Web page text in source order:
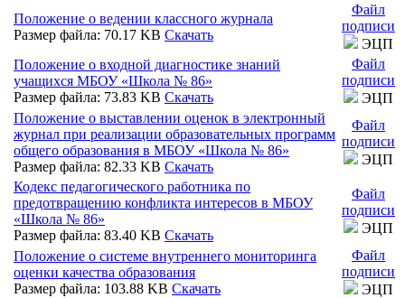
Положение о ведении классного журнала
Размер файла: 70.17 KB Скачать
Файл
подписи
ЭЦП
Положение о входной диагностике знаний
учащихся МБОУ «Школа № 86»
Размер файла: 73.83 KB Скачать
Файл
подписи
ЭЦП
Положение о выставлении оценок в электронный
журнал при реализации образовательных программ
общего образования в МБОУ «Школа № 86»
Размер файла: 82.33 KB Скачать
Файл
подписи
ЭЦП
Кодекс педагогического работника по
предотвращению конфликта интересов в МБОУ
«Школа № 86»
Размер файла: 83.40 KB Скачать
Файл
подписи
ЭЦП
Положение о системе внутреннего мониторинга
оценки качества образования
Размер файла: 103.88 KB Скачать
Файл
подписи
ЭЦП